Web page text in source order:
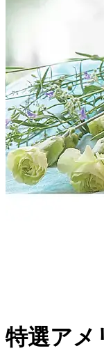
特選アメ